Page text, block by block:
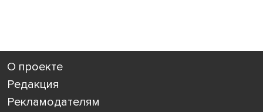
О проекте
Редакция
Рекламодателям